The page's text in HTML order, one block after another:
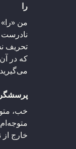
را
من «را»
نادرست
تحریف
که در
پرسشگر
خب،
خارج